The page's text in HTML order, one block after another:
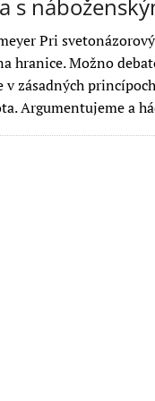
s
Pri
hranice. Možno
v zásadných
Argumentujeme a